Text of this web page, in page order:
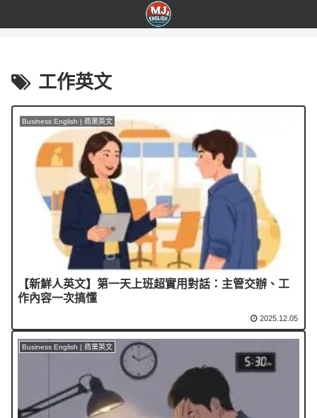
工作英文
Business English | 商業英文
【新鮮人英文】第一天上班超實用對話：主管交辦、工
作內容一次搞懂
2025.12.05
Business English | 商業英文